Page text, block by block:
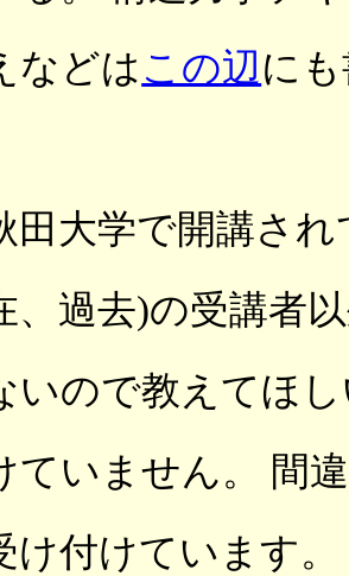
などはこの辺に
田大学で開講さ
、過去)の受講者
いので教えてほ
ていません。 間
け付けています